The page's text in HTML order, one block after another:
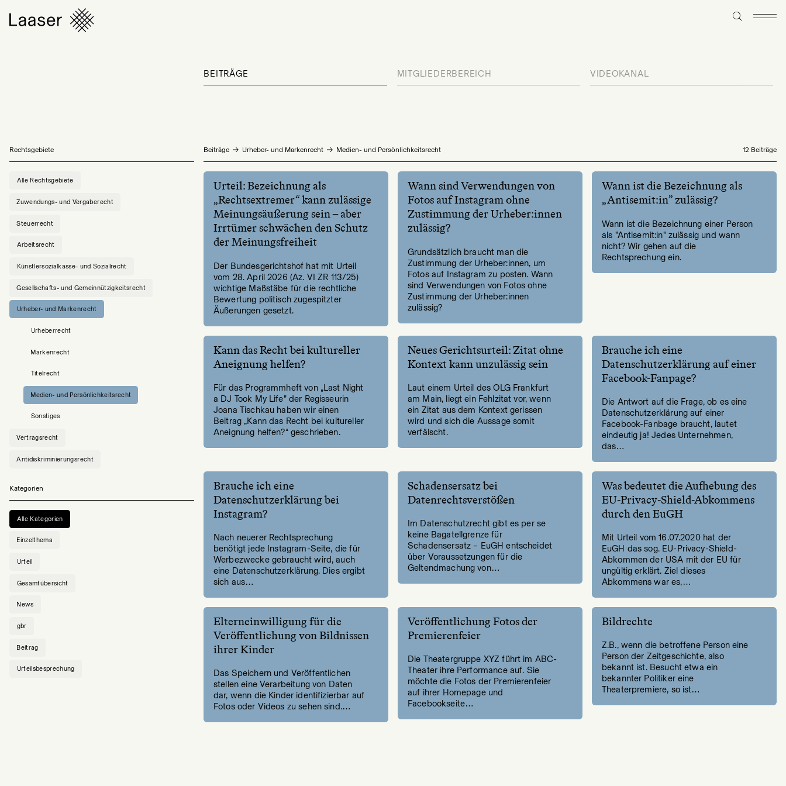
BEITRÄGE MITGLIEDERBEREICH VIDEOKANAL
Beiträge Urheber- und Markenrecht Medien- und Persönlichkeitsrecht 12 Beiträge
Urteil: Bezeichnung als
„Rechtsextremer“ kann zulässige
Meinungsäußerung sein – aber
Irrtümer schwächen den Schutz
der Meinungsfreiheit
Der Bundesgerichtshof hat mit Urteil
vom 28. April 2026 (Az. VI ZR 113/25)
wichtige Maßstäbe für die rechtliche
Bewertung politisch zugespitzter
Äußerungen gesetzt.
Wann sind Verwendungen von
Fotos auf Instagram ohne
Zustimmung der Urheber:innen
zulässig?
Grundsätzlich braucht man die
Zustimmung der Urheber:innen, um
Fotos auf Instagram zu posten. Wann
sind Verwendungen von Fotos ohne
Zustimmung der Urheber:innen
zulässig?
Wann ist die Bezeichnung als
„Antisemit:in” zulässig?
Wann ist die Bezeichnung einer Person
als "Antisemit:in" zulässig und wann
nicht? Wir gehen auf die
Rechtsprechung ein.
Kann das Recht bei kultureller
Aneignung helfen?
Für das Programmheft von „Last Night
a DJ Took My Life” der Regisseurin
Joana Tischkau haben wir einen
Beitrag „Kann das Recht bei kultureller
Aneignung helfen?“ geschrieben.
Neues Gerichtsurteil: Zitat ohne
Kontext kann unzulässig sein
Laut einem Urteil des OLG Frankfurt
am Main, liegt ein Fehlzitat vor, wenn
ein Zitat aus dem Kontext gerissen
wird und sich die Aussage somit
verfälscht.
Brauche ich eine
Datenschutzerklärung auf einer
Facebook-Fanpage?
Die Antwort auf die Frage, ob es eine
Datenschutzerklärung auf einer
Facebook-Fanbage braucht, lautet
eindeutig ja! Jedes Unternehmen,
das…
Brauche ich eine
Datenschutzerklärung bei
Instagram?
Nach neuerer Rechtsprechung
benötigt jede Instagram-Seite, die für
Werbezwecke gebraucht wird, auch
eine Datenschutzerklärung. Dies ergibt
sich aus…
Schadensersatz bei
Datenrechtsverstößen
Im Datenschutzrecht gibt es per se
keine Bagatellgrenze für
Schadensersatz – EuGH entscheidet
über Voraussetzungen für die
Geltendmachung von…
Was bedeutet die Aufhebung des
EU-Privacy-Shield-Abkommens
durch den EuGH
Mit Urteil vom 16.07.2020 hat der
EuGH das sog. EU-Privacy-Shield-
Abkommen der USA mit der EU für
ungültig erklärt. Ziel dieses
Abkommens war es,…
Elterneinwilligung für die
Veröffentlichung von Bildnissen
ihrer Kinder
Das Speichern und Veröffentlichen
stellen eine Verarbeitung von Daten
dar, wenn die Kinder identifizierbar auf
Fotos oder Videos zu sehen sind.…
Veröffentlichung Fotos der
Premierenfeier
Die Theatergruppe XYZ führt im ABC-
Theater ihre Performance auf. Sie
möchte die Fotos der Premierenfeier
auf ihrer Homepage und
Facebookseite…
Bildrechte
Z.B., wenn die betroffene Person eine
Person der Zeitgeschichte, also
bekannt ist. Besucht etwa ein
bekannter Politiker eine
Theaterpremiere, so ist…
Rechtsgebiete
Alle Rechtsgebiete
Zuwendungs- und Vergaberecht
Steuerrecht
Arbeitsrecht
Künstlersozialkasse- und Sozialrecht
Gesellschafts- und Gemeinnützigkeitsrecht
Urheber- und Markenrecht
Urheberrecht
Markenrecht
Titelrecht
Medien- und Persönlichkeitsrecht
Sonstiges
Vertragsrecht
Antidiskriminierungsrecht
Kategorien
Alle Kategorien
Einzelthema
Urteil
Gesamtübersicht
News
gbr
Beitrag
Urteilsbesprechung